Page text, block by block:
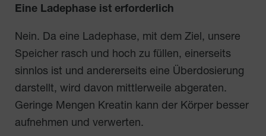
Eine Ladephase ist erforderlich
Nein. Da eine Ladephase, mit dem Ziel, unsere
Speicher rasch und hoch zu füllen, einerseits
sinnlos ist und andererseits eine Überdosierung
darstellt, wird davon mittlerweile abgeraten.
Geringe Mengen Kreatin kann der Körper besser
aufnehmen und verwerten.